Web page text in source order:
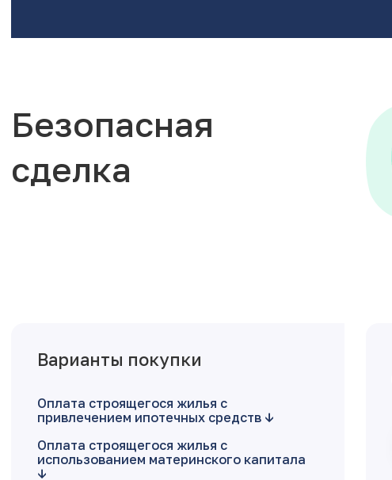
Безопасная
сделка
Варианты покупки
Оплата строящегося жилья с
привлечением ипотечных средств
Оплата строящегося жилья с
использованием материнского капитала